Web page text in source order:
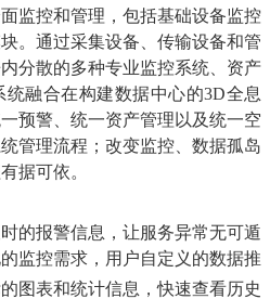
监控和管理，包括基础设备监控
。通过采集设备、传输设备和管
分散的多种专业监控系统、资产
融合在构建数据中心的3D全息
预警、统一资产管理以及统一空
管理流程；改变监控、 数据孤岛
据可依。
的报警信息，让服务异常无可遁
监控需求，用户自定义的数据推
图表和统计信息，快速查看历史